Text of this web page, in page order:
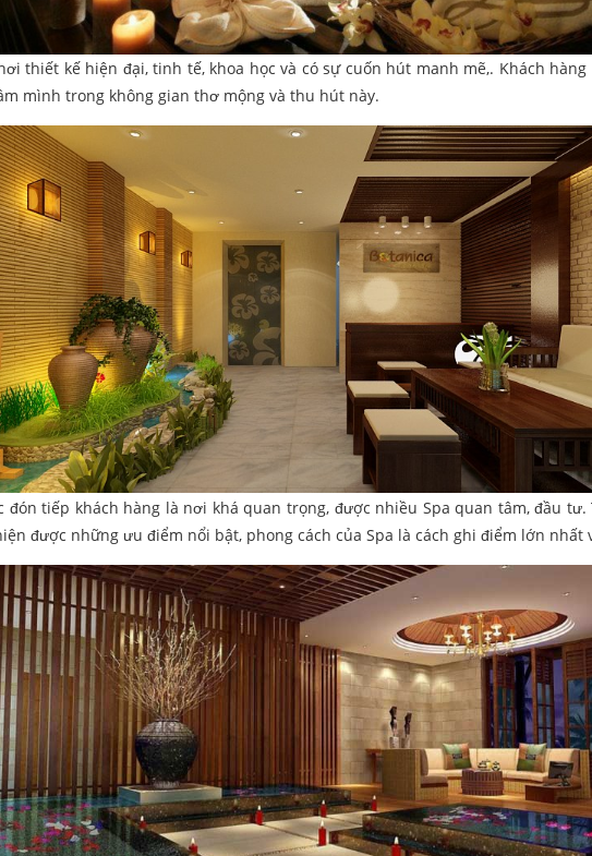
thiết kế hiện đại, tinh tế, khoa học và có sự cuốn hút manh mẽ,. Khách
mình trong không gian thơ mộng và thu hút này.
đón tiếp khách hàng là nơi khá quan trọng, được nhiều Spa quan tâm, đầu tư.
được những ưu điểm nổi bật, phong cách của Spa là cách ghi điểm lớn nhất